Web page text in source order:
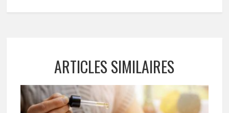
ARTICLES SIMILAIRES